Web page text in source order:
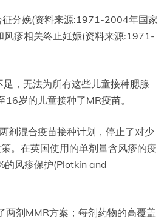
分娩(资料来源:1971-2004年国家
风疹相关终止妊娠(资料来源:1971-
，无法为所有这些儿童接种腮腺
岁的儿童接种了MR疫苗。
剂混合疫苗接种计划，停止了对少
。在英国使用的单剂量含风疹的疫
风疹保护(Plotkin and
两剂MMR方案；每剂药物的高覆盖